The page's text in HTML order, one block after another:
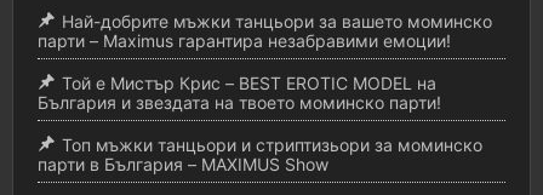
Най-добрите мъжки танцьори за вашето моминско
парти – Maximus гарантира незабравими емоции!
Той е Мистър Крис – BEST EROTIC MODEL на
България и звездата на твоето моминско парти!
Топ мъжки танцьори и стриптизьори за моминско
парти в България – MAXIMUS Show